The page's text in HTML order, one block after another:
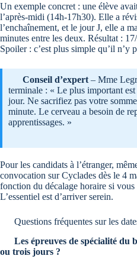
Un exemple concret : une élève
l’après-midi (14h-17h30). Elle a
l’enchaînement, et le jour J, elle a
minutes entre les deux. Résultat :
Spoiler : c’est plus simple qu’il n’y
Conseil d’expert – Mme
terminale : « Le plus important
jour. Ne sacrifiez pas votre
minute. Le cerveau a besoin de
apprentissages. »
Pour les candidats à l’étranger,
convocation sur Cyclades dès le 4
fonction du décalage horaire si
L’essentiel est d’arriver serein.
Questions fréquentes sur les
Les épreuves de spécialité du
ou trois jours ?